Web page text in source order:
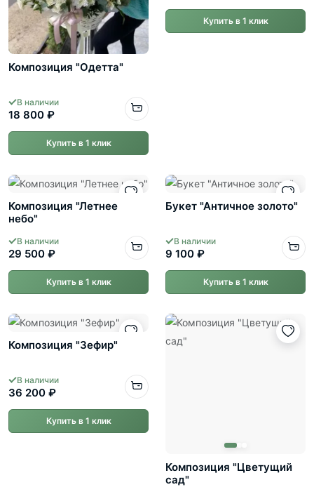
Композиция "Одетта"
В наличии
18 800 ₽
Купить в 1 клик
Купить в 1 клик
Композиция "Летнее
небо"
В наличии
29 500 ₽
Купить в 1 клик
Букет "Античное золото"
В наличии
9 100 ₽
Купить в 1 клик
Композиция "Зефир"
В наличии
36 200 ₽
Купить в 1 клик
Композиция "Цветущий
сад"